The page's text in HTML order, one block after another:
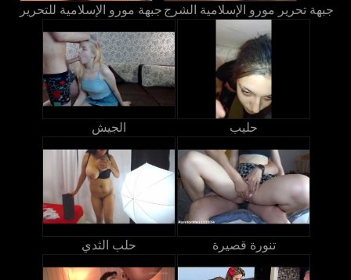
جبهة مورو الإسلامية للتحرير جبهة تحرير مورو الإسلامية الشرج
الجيش حليب
حلب الثدي تنورة قصيرة